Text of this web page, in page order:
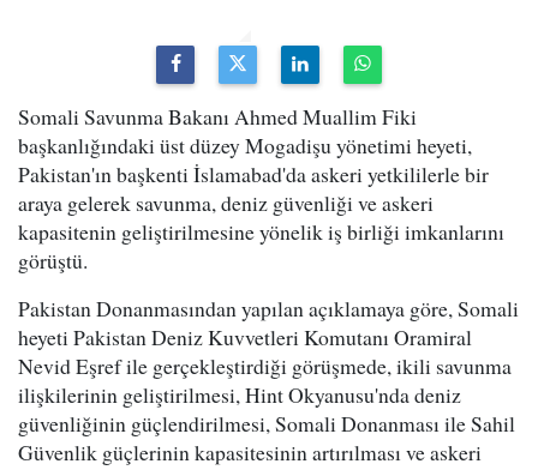
Somali Savunma Bakanı Ahmed Muallim Fiki
başkanlığındaki üst düzey Mogadişu yönetimi heyeti,
Pakistan'ın başkenti İslamabad'da askeri yetkililerle bir
araya gelerek savunma, deniz güvenliği ve askeri
kapasitenin geliştirilmesine yönelik iş birliği imkanlarını
görüştü.
Pakistan Donanmasından yapılan açıklamaya göre, Somali
heyeti Pakistan Deniz Kuvvetleri Komutanı Oramiral
Nevid Eşref ile gerçekleştirdiği görüşmede, ikili savunma
ilişkilerinin geliştirilmesi, Hint Okyanusu'nda deniz
güvenliğinin güçlendirilmesi, Somali Donanması ile Sahil
Güvenlik güçlerinin kapasitesinin artırılması ve askeri